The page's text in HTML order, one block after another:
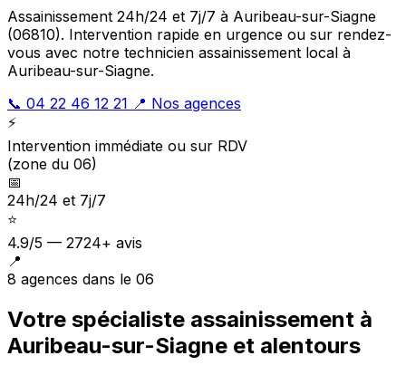
Assainissement 24h/24 et 7j/7 à Auribeau-sur-Siagne
(06810). Intervention rapide en urgence ou sur rendez-
vous avec notre technicien assainissement local à
Auribeau-sur-Siagne.
📞 04 22 46 12 21 📍 Nos agences
⚡
Intervention immédiate ou sur RDV
(zone du 06)
📅
24h/24 et 7j/7
⭐
4.9/5 — 2724+ avis
📍
8 agences dans le 06
Votre spécialiste assainissement à
Auribeau-sur-Siagne et alentours